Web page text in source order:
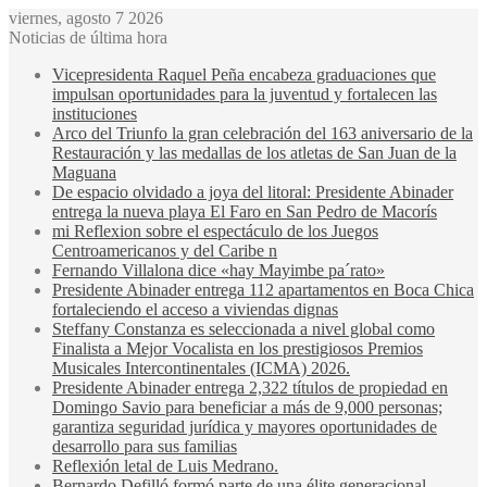
viernes, agosto 7 2026
Noticias de última hora
Vicepresidenta Raquel Peña encabeza graduaciones que
impulsan oportunidades para la juventud y fortalecen las
instituciones
Arco del Triunfo la gran celebración del 163 aniversario de la
Restauración y las medallas de los atletas de San Juan de la
Maguana
De espacio olvidado a joya del litoral: Presidente Abinader
entrega la nueva playa El Faro en San Pedro de Macorís
mi Reflexion sobre el espectáculo de los Juegos
Centroamericanos y del Caribe n
Fernando Villalona dice «hay Mayimbe pa´rato»
Presidente Abinader entrega 112 apartamentos en Boca Chica
fortaleciendo el acceso a viviendas dignas
Steffany Constanza es seleccionada a nivel global como
Finalista a Mejor Vocalista en los prestigiosos Premios
Musicales Intercontinentales (ICMA) 2026.
Presidente Abinader entrega 2,322 títulos de propiedad en
Domingo Savio para beneficiar a más de 9,000 personas;
garantiza seguridad jurídica y mayores oportunidades de
desarrollo para sus familias
Reflexión letal de Luis Medrano.